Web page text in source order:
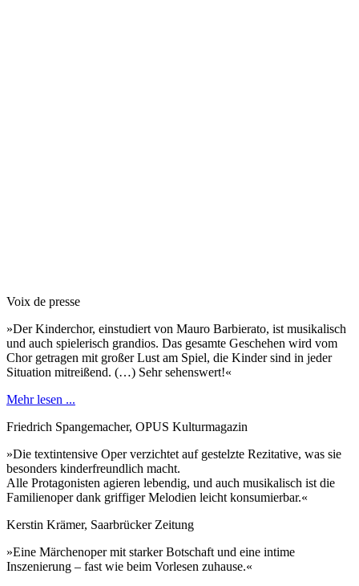
Voix de presse
»Der Kinderchor, einstudiert von Mauro Barbierato, ist musikalisch
und auch spielerisch grandios. Das gesamte Geschehen wird vom
Chor getragen mit großer Lust am Spiel, die Kinder sind in jeder
Situation mitreißend. (…) Sehr sehenswert!«
Mehr lesen ...
Friedrich Spangemacher, OPUS Kulturmagazin
»Die textintensive Oper verzichtet auf gestelzte Rezitative, was sie
besonders kinderfreundlich macht.
Alle Protagonisten agieren lebendig, und auch musikalisch ist die
Familienoper dank griffiger Melodien leicht konsumierbar.«
Kerstin Krämer, Saarbrücker Zeitung
»Eine Märchenoper mit starker Botschaft und eine intime
Inszenierung – fast wie beim Vorlesen zuhause.«